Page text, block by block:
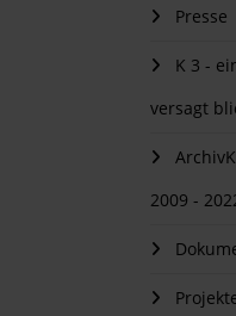
Presse
K 3 -
versagt
2009 -